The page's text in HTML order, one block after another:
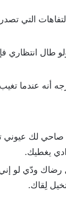
التي
طال انتظاري
أنه عندما
صاحي لك عيوني
يغطيك.
ودّي لو
لِقاك.